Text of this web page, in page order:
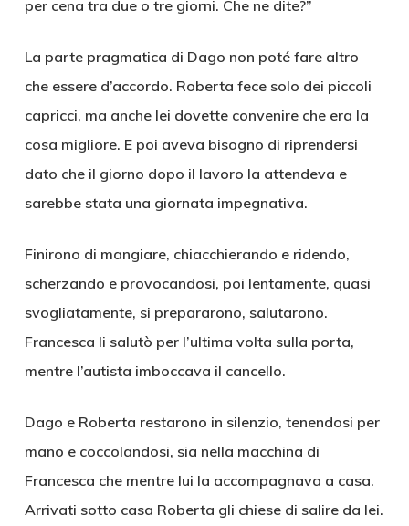
per cena tra due o tre giorni. Che ne dite?”
La parte pragmatica di Dago non poté fare altro
che essere d’accordo. Roberta fece solo dei piccoli
capricci, ma anche lei dovette convenire che era la
cosa migliore. E poi aveva bisogno di riprendersi
dato che il giorno dopo il lavoro la attendeva e
sarebbe stata una giornata impegnativa.
Finirono di mangiare, chiacchierando e ridendo,
scherzando e provocandosi, poi lentamente, quasi
svogliatamente, si prepararono, salutarono.
Francesca li salutò per l’ultima volta sulla porta,
mentre l’autista imboccava il cancello.
Dago e Roberta restarono in silenzio, tenendosi per
mano e coccolandosi, sia nella macchina di
Francesca che mentre lui la accompagnava a casa.
Arrivati sotto casa Roberta gli chiese di salire da lei.